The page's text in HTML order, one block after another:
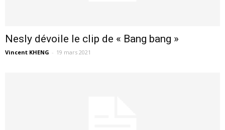
Nesly dévoile le clip de « Bang bang »
Vincent KHENG - 19 mars 2021